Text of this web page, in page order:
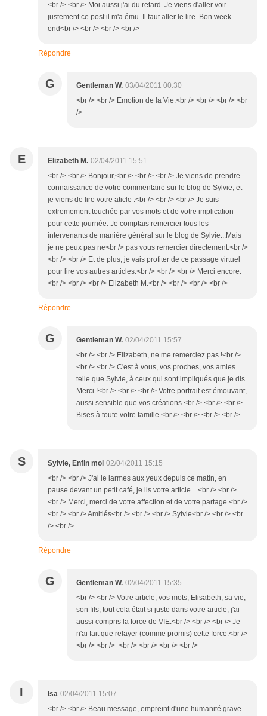
<br /> <br /> Moi aussi j'ai du retard. Je viens d'aller voir
justement ce post il m'a ému. Il faut aller le lire. Bon week
end<br /> <br /> <br /> <br />
Répondre
G Gentleman W. 03/04/2011 00:30
<br /> <br /> Emotion de la Vie.<br /> <br /> <br /> <br
/>
E Elizabeth M. 02/04/2011 15:51
<br /> <br /> Bonjour,<br /> <br /> <br /> Je viens de prendre
connaissance de votre commentaire sur le blog de Sylvie, et
je viens de lire votre aticle .<br /> <br /> <br /> Je suis
extremement touchée par vos mots et de votre implication
pour cette journée. Je comptais remercier tous les
intervenants de manière général sur le blog de Sylvie...Mais
je ne peux pas ne<br /> pas vous remercier directement.<br />
<br /> <br /> Et de plus, je vais profiter de ce passage virtuel
pour lire vos autres articles.<br /> <br /> <br /> Merci encore.
<br /> <br /> <br /> Elizabeth M.<br /> <br /> <br /> <br />
Répondre
G Gentleman W. 02/04/2011 15:57
<br /> <br /> Elizabeth, ne me remerciez pas !<br />
<br /> <br /> C'est à vous, vos proches, vos amies
telle que Sylvie, à ceux qui sont impliqués que je dis
Merci !<br /> <br /> <br /> Votre portrait est émouvant,
aussi sensible que vos créations.<br /> <br /> <br />
Bises à toute votre famille.<br /> <br /> <br /> <br />
S Sylvie, Enfin moi 02/04/2011 15:15
<br /> <br /> J'ai le larmes aux yeux depuis ce matin, en
pause devant un petit café, je lis votre article....<br /> <br />
<br /> Merci, merci de votre affection et de votre partage.<br />
<br /> <br /> Amitiés<br /> <br /> <br /> Sylvie<br /> <br /> <br
/> <br />
Répondre
G Gentleman W. 02/04/2011 15:35
<br /> <br /> Votre article, vos mots, Elisabeth, sa vie,
son fils, tout cela était si juste dans votre article, j'ai
aussi compris la force de VIE.<br /> <br /> <br /> Je
n'ai fait que relayer (comme promis) cette force.<br />
<br /> <br /> <br /> <br /> <br /> <br />
I Isa 02/04/2011 15:07
<br /> <br /> Beau message, empreint d'une humanité grave